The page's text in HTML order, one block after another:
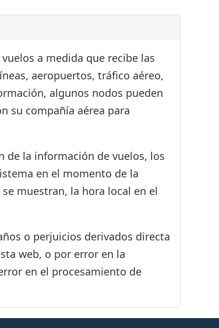
a medida que recibe las
aeropuertos, tráfico aéreo,
algunos nodos pueden
su compañía aérea para
de la información de vuelos, los
en el momento de la
muestran, la hora local en el
o perjuicios derivados directa
web, o por error en la
en el procesamiento de